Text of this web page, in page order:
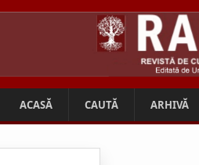
ACASĂ CAUTĂ ARHIVĂ